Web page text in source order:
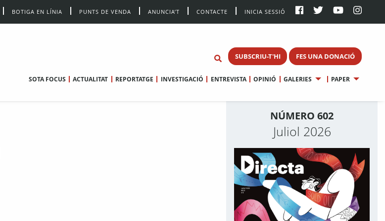
BOTIGA EN LÍNIA PUNTS DE VENDA ANUNCIA’T CONTACTE INICIA SESSIÓ
SUBSCRIU-T'HI FES UNA DONACIÓ
SOTA FOCUS ACTUALITAT REPORTATGE INVESTIGACIÓ ENTREVISTA OPINIÓ GALERIES PAPER
NÚMERO 602
Juliol 2026